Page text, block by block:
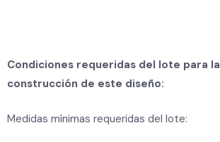
Condiciones requeridas del lote para la
construcción de este diseño:
Medidas mínimas requeridas del lote: